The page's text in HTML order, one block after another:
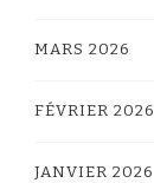
MARS 2026
FÉVRIER 2026
JANVIER 2026